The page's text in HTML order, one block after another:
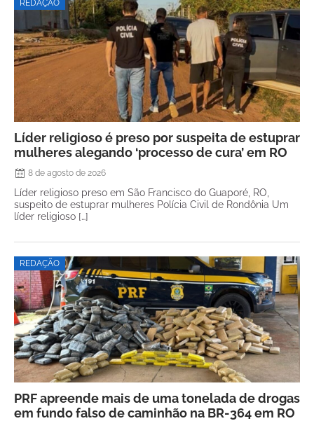
REDAÇÃO
Líder religioso é preso por suspeita de estuprar
mulheres alegando ‘processo de cura’ em RO
8 de agosto de 2026
Líder religioso preso em São Francisco do Guaporé, RO,
suspeito de estuprar mulheres Polícia Civil de Rondônia Um
líder religioso […]
REDAÇÃO
PRF apreende mais de uma tonelada de drogas
em fundo falso de caminhão na BR-364 em RO